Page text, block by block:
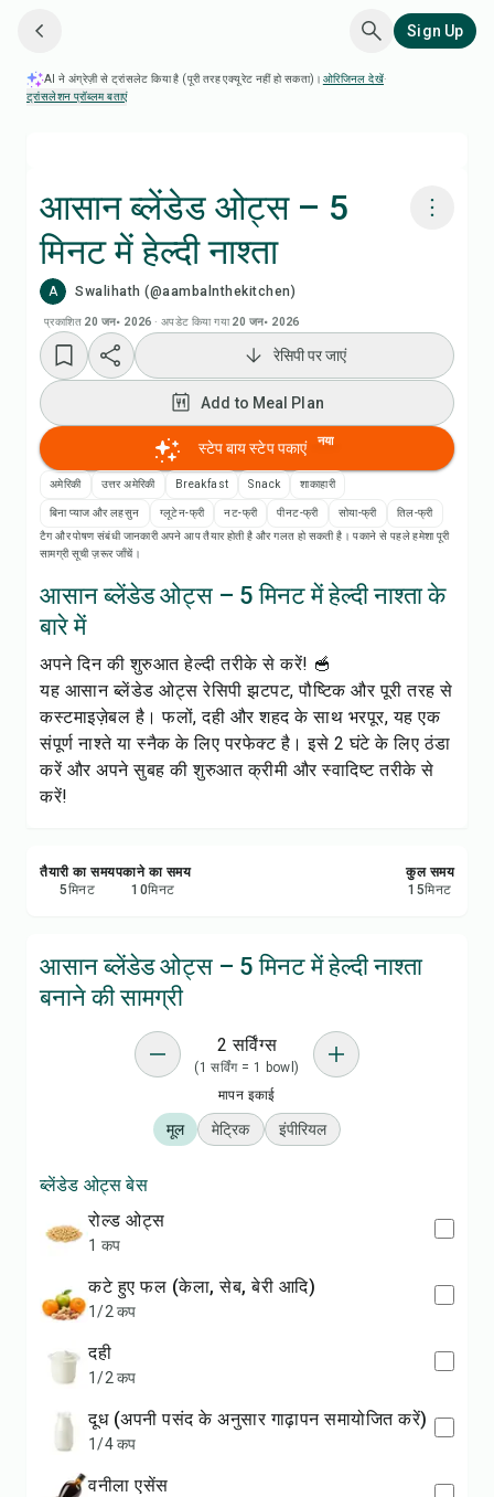
Sign Up
AI ने अंग्रेज़ी से ट्रांसलेट किया है (पूरी तरह एक्यूरेट नहीं हो सकता)। ओरिजिनल देखें·
ट्रांसलेशन प्रॉब्लम बताएं
आसान ब्लेंडेड ओट्स – 5
मिनट में हेल्दी नाश्ता
A Swalihath (@aambalnthekitchen)
प्रकाशित 20 जन॰ 2026 ·अपडेट किया गया 20 जन॰ 2026
Chefadora AI से पकाएं
Add to Meal Plan
Add to Shopping List
रेसिपी नोट्स
रिपोर्ट करें
रेसिपी पर जाएं
Add to Meal Plan
स्टेप बाय स्टेप पकाएं नया
अमेरिकी उत्तर अमेरिकी Breakfast Snack शाकाहारी
बिना प्याज और लहसुन ग्लूटेन-फ्री नट-फ्री पीनट-फ्री सोया-फ्री
तिल-फ्री
टैग और पोषण संबंधी जानकारी अपने आप तैयार होती है और गलत हो सकती है। पकाने से पहले हमेशा पूरी
सामग्री सूची ज़रूर जाँचें।
आसान ब्लेंडेड ओट्स – 5 मिनट में हेल्दी नाश्ता के
बारे में
अपने दिन की शुरुआत हेल्दी तरीके से करें! 🥣
यह आसान ब्लेंडेड ओट्स रेसिपी झटपट, पौष्टिक और पूरी तरह से
कस्टमाइज़ेबल है। फलों, दही और शहद के साथ भरपूर, यह एक
संपूर्ण नाश्ते या स्नैक के लिए परफेक्ट है। इसे 2 घंटे के लिए ठंडा
करें और अपने सुबह की शुरुआत क्रीमी और स्वादिष्ट तरीके से
करें!
तैयारी का समय
5मिनट
पकाने का समय
10मिनट
कुल समय
15मिनट
आसान ब्लेंडेड ओट्स – 5 मिनट में हेल्दी नाश्ता
बनाने की सामग्री
2 सर्विंग्स
(1 सर्विंग = 1 bowl)
मापन इकाई
मूल मेट्रिक इंपीरियल
ब्लेंडेड ओट्स बेस
रोल्ड ओट्स
1 कप
कटे हुए फल (केला, सेब, बेरी आदि)
1/2 कप
दही
1/2 कप
दूध (अपनी पसंद के अनुसार गाढ़ापन समायोजित करें)
1/4 कप
वनीला एसेंस